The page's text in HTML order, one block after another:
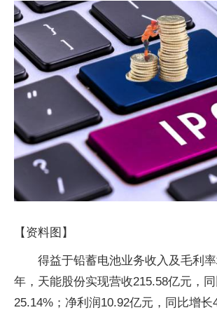
【资料图】
得益于铅蓄电池业务收入及毛利
年，天能股份实现营收215.58亿元，
25.14%；净利润10.92亿元，同比增长